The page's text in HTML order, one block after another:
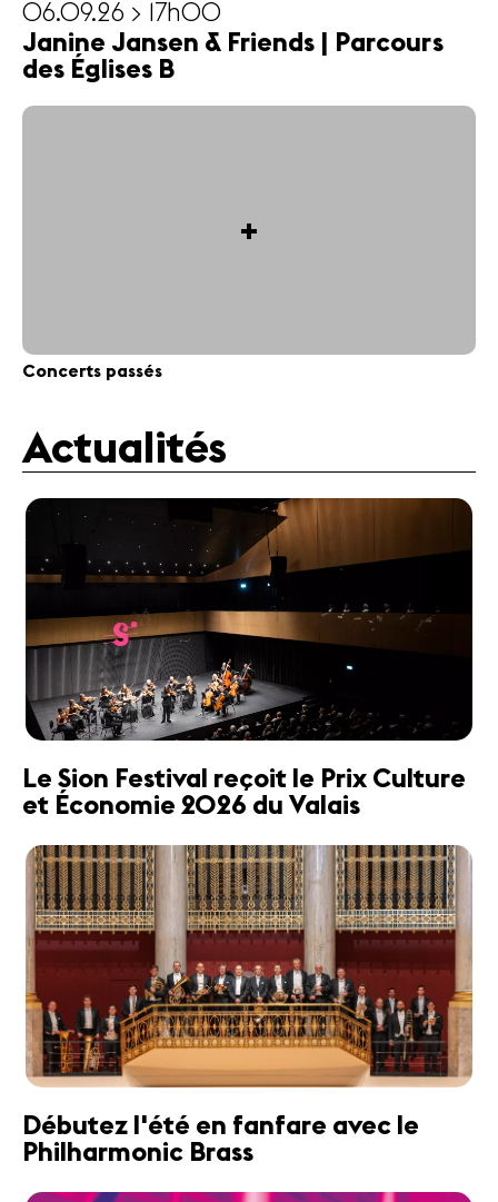
06.09.26 > 17h00
Janine Jansen & Friends | Parcours
des Églises B
+
Concerts passés
Actualités
Le Sion Festival reçoit le Prix Culture
et Économie 2026 du Valais
Débutez l'été en fanfare avec le
Philharmonic Brass